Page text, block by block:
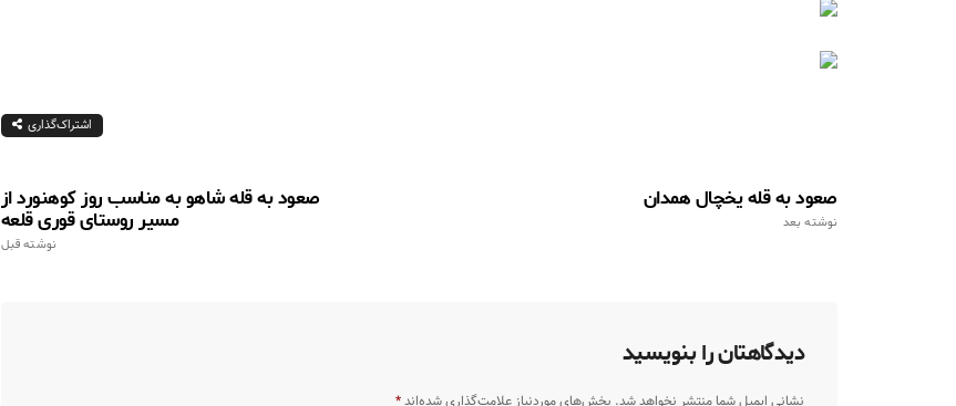
اشتراک‌گذاری
صعود به قله شاهو به مناسب روز کوهنورد از
مسیر روستای قوری قلعه
نوشته قبل
صعود به قله یخچال همدان
نوشته بعد
دیدگاهتان را بنویسید
نشانی ایمیل شما منتشر نخواهد شد. بخش‌های موردنیاز علامت‌گذاری شده‌اند*